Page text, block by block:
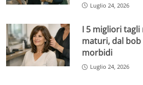
Luglio 24, 2026
I 5 migliori
maturi, dal
morbidi
Luglio 24, 2026